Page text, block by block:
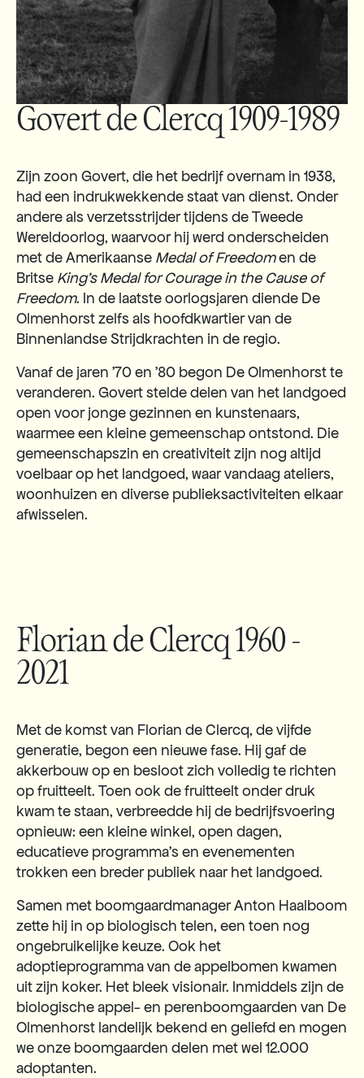
Govert de Clercq 1909-1989
Zijn zoon Govert, die het bedrijf overnam in 1938,
had een indrukwekkende staat van dienst. Onder
andere als verzetsstrijder tijdens de Tweede
Wereldoorlog, waarvoor hij werd onderscheiden
met de Amerikaanse Medal of Freedomen de
Britse King's Medal for Courage in the Cause of
Freedom. In de laatste oorlogsjaren diende De
Olmenhorst zelfs als hoofdkwartier van de
Binnenlandse Strijdkrachten in de regio.
Vanaf de jaren ’70 en ’80 begon De Olmenhorst te
veranderen. Govert stelde delen van het landgoed
open voor jonge gezinnen en kunstenaars,
waarmee een kleine gemeenschap ontstond. Die
gemeenschapszin en creativiteit zijn nog altijd
voelbaar op het landgoed, waar vandaag ateliers,
woonhuizen en diverse publieksactiviteiten elkaar
afwisselen.
Florian de Clercq 1960 -
2021
Met de komst van Florian de Clercq, de vijfde
generatie, begon een nieuwe fase. Hij gaf de
akkerbouw op en besloot zich volledig te richten
op fruitteelt. Toen ook de fruitteelt onder druk
kwam te staan, verbreedde hij de bedrijfsvoering
opnieuw: een kleine winkel, open dagen,
educatieve programma’s en evenementen
trokken een breder publiek naar het landgoed.
Samen met boomgaardmanager Anton Haalboom
zette hij in op biologisch telen, een toen nog
ongebruikelijke keuze. Ook het
adoptieprogramma van de appelbomen kwamen
uit zijn koker. Het bleek visionair. Inmiddels zijn de
biologische appel- en perenboomgaarden van De
Olmenhorst landelijk bekend en geliefd en mogen
we onze boomgaarden delen met wel 12.000
adoptanten.